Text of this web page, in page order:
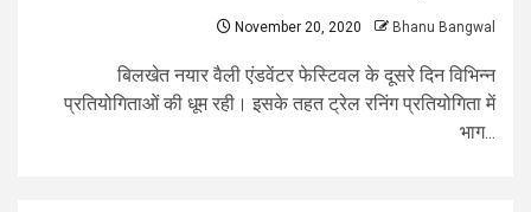
November 20, 2020 Bhanu Bangwal
बिलखेत नयार वैली एंडवेंटर फेस्टिवल के दूसरे दिन विभिन्न
प्रतियोगिताओं की धूम रही। इसके तहत ट्रेल रनिंग प्रतियोगिता में
भाग...